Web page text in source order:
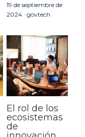
19 de septiembre de
2024 ·govtech
El rol de los
ecosistemas
de